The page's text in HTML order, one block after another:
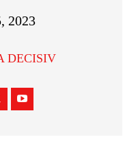
2023
DECISIV